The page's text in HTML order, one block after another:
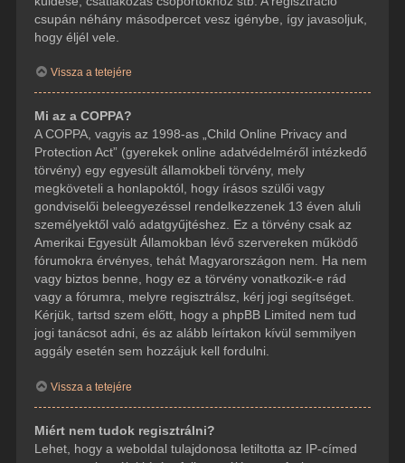
csupán néhány másodpercet vesz igénybe, így javasoljuk,
hogy éljél vele.
Vissza a tetejére
Mi az a COPPA?
A COPPA, vagyis az 1998-as „Child Online Privacy and
Protection Act” (gyerekek online adatvédelméről intézkedő
törvény) egy egyesült államokbeli törvény, mely
megköveteli a honlapoktól, hogy írásos szülői vagy
gondviselői beleegyezéssel rendelkezzenek 13 éven aluli
személyektől való adatgyűjtéshez. Ez a törvény csak az
Amerikai Egyesült Államokban lévő szervereken működő
fórumokra érvényes, tehát Magyarországon nem. Ha nem
vagy biztos benne, hogy ez a törvény vonatkozik-e rád
vagy a fórumra, melyre regisztrálsz, kérj jogi segítséget.
Kérjük, tartsd szem előtt, hogy a phpBB Limited nem tud
jogi tanácsot adni, és az alább leírtakon kívül semmilyen
aggály esetén sem hozzájuk kell fordulni.
Vissza a tetejére
Miért nem tudok regisztrálni?
Lehet, hogy a weboldal tulajdonosa letiltotta az IP-címed